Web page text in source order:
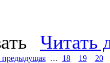
Читать
предыдущая … 18 19 20